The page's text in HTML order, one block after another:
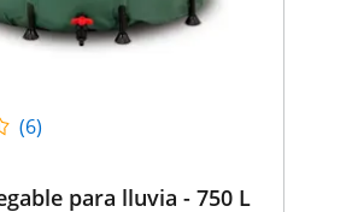
(6)
para lluvia - 750 L